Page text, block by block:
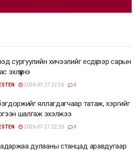
сургуулийн хичээлийг есдүгээр сарын
эхлүүлнэ
2026-07-27 22:50 0
яллагдагчаар татаж, хэргийг
шалгаж эхэлжээ
2026-07-27 22:20 0
дулааны станцад аравдугаар